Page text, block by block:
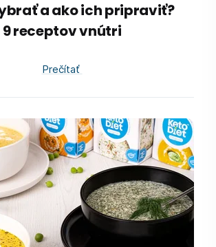
a ako ich pripraviť?
9 receptov vnútri
Prečítať